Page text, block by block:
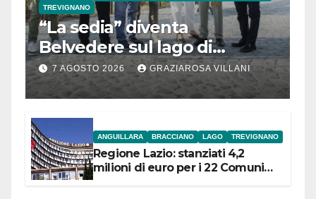
TREVIGNANO
“La sedia” diventa
Belvedere sul lago di
Bracciano: ieri
l’inaugurazione
7 AGOSTO 2026 GRAZIAROSA VILLANI
ANGUILLARA BRACCIANO LAGO TREVIGNANO
Regione Lazio: stanziati 4,2
milioni di euro per i 22 Comuni